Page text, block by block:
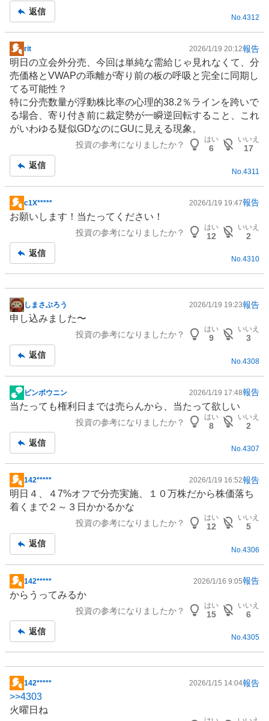
返信
No.4312
掲
示
板
記
事
rit 2026/1/19 20:12報告
明日の立会外分売、今回は単純な需給じゃ見れなくて、分
売価格とVWAPの乖離が寄り前の板の呼吸と完全に同期し
てる可能性？
特に分売数量が浮動株比率の心理的38.2％ラインを跨いで
る場合、寄り付き前に裁定勢が一瞬逆回転すること、これ
がいわゆる疑似GDなのにGUに見える現象。
投資の参考になりましたか？
はい
6
いいえ
17
返信
No. 4311
掲
示
事
c1X***** 2026/1/19 19:47報告
お願いします！当たってください！
投資の参考になりましたか？
はい
12
いいえ
2
返信
No.4310
掲
示
事
しまさぶろう 2026/1/19 19:23報告
申し込みました〜
投資の参考になりましたか？
はい
9
いいえ
3
返信
No. 4308
掲
示
事
ビンボウニン 2026/1/19 17:48報告
当たっても権利日までは売らんから、当たって欲しい
投資の参考になりましたか？
はい
8
いいえ
2
返信
No.4307
掲
示
板
142***** 2026/1/19 16:52報告
明日４、４7%オフで分売実施、１０万株だから株価落ち
着くまで２～３日かかるかな
投資の参考になりましたか？
はい
12
いいえ
5
返信
No. 4306
掲
示
事
142***** 2026/1/16 9:05報告
からうってみるか
投資の参考になりましたか？
はい
15
いいえ
6
返信
No.4305
掲
示
板
142***** 2026/1/15 14:04報告
>>4303
火曜日ね